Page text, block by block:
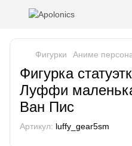
Фигурки Аниме
Фигурка
Луффи
Ван Пис
Артикул: luffy_gear5sm